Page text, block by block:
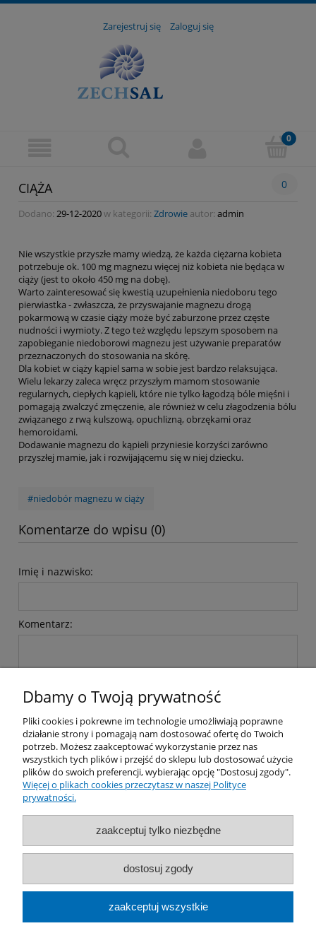
Zarejestruj się Zaloguj się
CIĄŻA 0
Dodano: 29-12-2020w kategorii: Zdrowie autor: admin
Nie wszystkie przyszłe mamy wiedzą, że każda ciężarna kobieta
potrzebuje ok. 100 mg magnezu więcej niż kobieta nie będąca w
ciąży (jest to około 450 mg na dobę).
Warto zainteresować się kwestią uzupełnienia niedoboru tego
pierwiastka - zwłaszcza, że przyswajanie magnezu drogą
pokarmową w czasie ciąży może być zaburzone przez częste
nudności i wymioty. Z tego też względu lepszym sposobem na
zapobieganie niedoborowi magnezu jest używanie preparatów
przeznaczonych do stosowania na skórę.
Dla kobiet w ciąży kąpiel sama w sobie jest bardzo relaksująca.
Wielu lekarzy zaleca wręcz przyszłym mamom stosowanie
regularnych, ciepłych kąpieli, które nie tylko łagodzą bóle mięśni i
pomagają zwalczyć zmęczenie, ale również w celu złagodzenia bólu
związanego z rwą kulszową, opuchlizną, obrzękami oraz
hemoroidami.
Dodawanie magnezu do kąpieli przyniesie korzyści zarówno
przyszłej mamie, jak i rozwijającemu się w niej dziecku.
#niedobór magnezu w ciąży
Komentarze do wpisu (0)
Imię i nazwisko:
Komentarz:
wyślij
Moje konto
Płatności i dostawa
Informacje
Dbamy o Twoją prywatność
Pliki cookies i pokrewne im technologie umożliwiają poprawne
działanie strony i pomagają nam dostosować ofertę do Twoich
potrzeb. Możesz zaakceptować wykorzystanie przez nas
wszystkich tych plików i przejść do sklepu lub dostosować użycie
plików do swoich preferencji, wybierając opcję "Dostosuj zgody".
Więcej o plikach cookies przeczytasz w naszej Polityce
prywatności.
zaakceptuj tylko niezbędne
dostosuj zgody
zaakceptuj wszystkie